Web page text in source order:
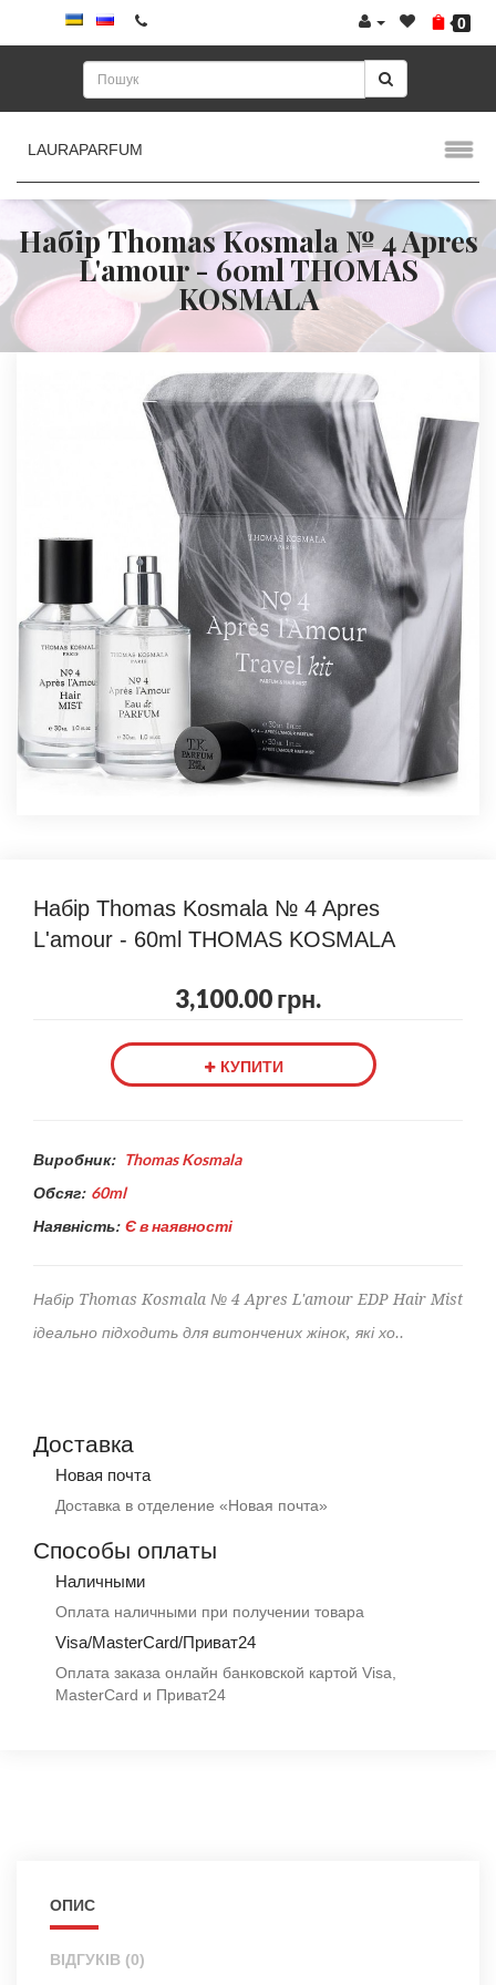
0
LAURAPARFUM
Набір Thomas Kosmala № 4 Apres
L'amour - 60ml THOMAS
KOSMALA
Набір Thomas Kosmala № 4 Apres
L'amour - 60ml THOMAS KOSMALA
3,100.00 грн.
КУПИТИ
Виробник: Thomas Kosmala
Обсяг: 60ml
Наявність: Є в наявності
Набір Thomas Kosmala № 4 Apres L'amour EDP Hair Mist
ідеально підходить для витончених жінок, які хо..
Доставка
Новая почта
Доставка в отделение «Новая почта»
Способы оплаты
Наличными
Оплата наличными при получении товара
Visa/MasterCard/Приват24
Оплата заказа онлайн банковской картой Visa,
MasterCard и Приват24
ОПИС
ВІДГУКІВ (0)